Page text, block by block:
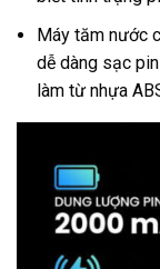
Máy tăm nước
dễ dàng sạc
làm từ nhựa